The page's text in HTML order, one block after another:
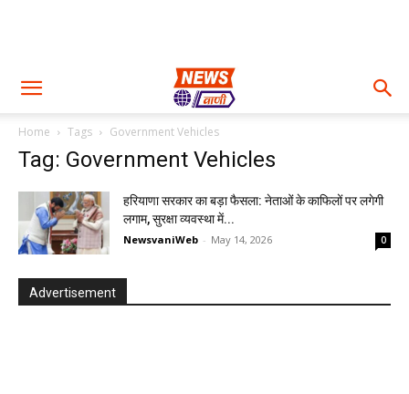
Home Tags Government Vehicles
Tag: Government Vehicles
हरियाणा सरकार का बड़ा फैसला: नेताओं के काफिलों पर लगेगी
लगाम, सुरक्षा व्यवस्था में...
NewsvaniWeb - May 14, 2026 0
Advertisement